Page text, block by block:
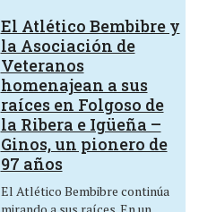
El Atlético Bembibre y
la Asociación de
Veteranos
homenajean a sus
raíces en Folgoso de
la Ribera e Igüeña –
Ginos, un pionero de
97 años
El Atlético Bembibre continúa